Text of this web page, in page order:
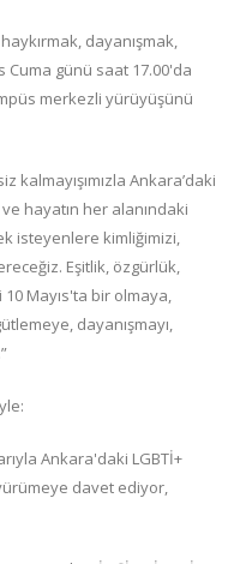
dayanışmak,
Cuma günü saat 17.00'da
merkezli yürüyüşünü
kalmayışımızla Ankara’daki
hayatın her alanındaki
isteyenlere kimliğimizi,
Eşitlik, özgürlük,
Mayıs'ta bir olmaya,
dayanışmayı,
Ankara'daki LGBTİ+
davet ediyor,